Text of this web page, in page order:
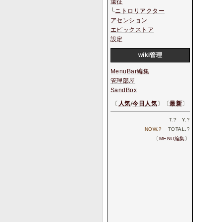
遠征
└ニトロリアクター
アセンション
エピックストア
設定
wiki管理
MenuBar編集
管理部屋
SandBox
〔 人気/今日人気〕〔最新〕
T. ? Y. ?
NOW.? TOTAL. ?
〔MENU編集〕